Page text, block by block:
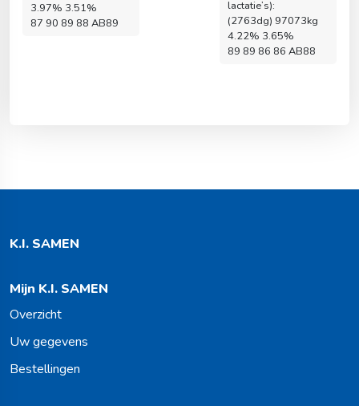
3.97% 3.51%
87 90 89 88 AB89
lactatie’s):
(2763dg) 97073kg
4.22% 3.65%
89 89 86 86 AB88
K.I. SAMEN
Mijn K.I. SAMEN
Overzicht
Uw gegevens
Bestellingen